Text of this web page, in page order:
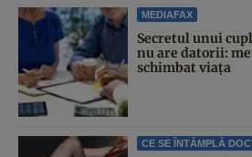
MEDIAFAX
Secretul unui
nu are datorii:
schimbat viața
CE SE ÎNTÂMPLĂ